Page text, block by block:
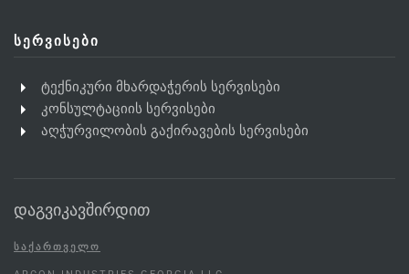
ᲡᲔᲠᲕᲘᲡᲔᲑᲘ
ტექნიკური მხარდაჭერის სერვისები
კონსულტაციის სერვისები
აღჭურვილობის გაქირავების სერვისები
დაგვიკავშირდით
ᲡᲐᲥᲐᲠᲗᲕᲔᲚᲝ